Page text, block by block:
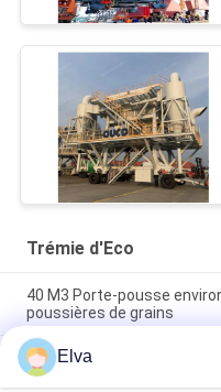
Trémie d'Eco
40 M3 Porte-pousse
poussières de grains
Preuve matérielle en vrac
filtre à cyclone de trémie
Elva